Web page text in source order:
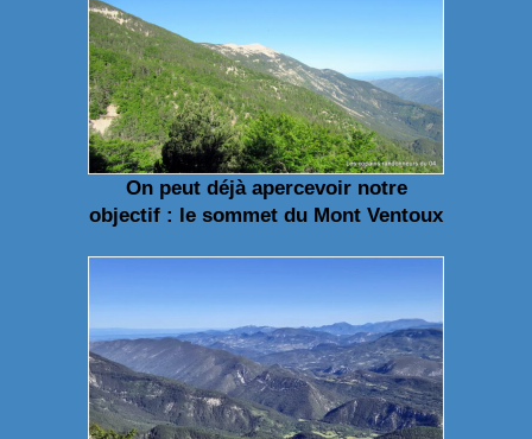
On peut déjà apercevoir notre
objectif : le sommet du Mont Ventoux